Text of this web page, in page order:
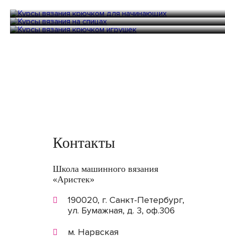
20 часов 20 000 руб.
Курсы вязания на спицах
Курсы вязания крючком игрушек
Контакты
Школа машинного вязания
«Аристек»
190020, г. Санкт-Петербург,
ул. Бумажная, д. 3, оф.306
м. Нарвская